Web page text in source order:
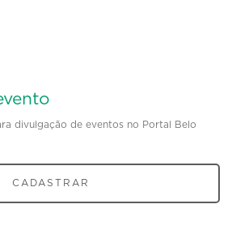
divulgação de eventos no Portal Belo
CADASTRAR